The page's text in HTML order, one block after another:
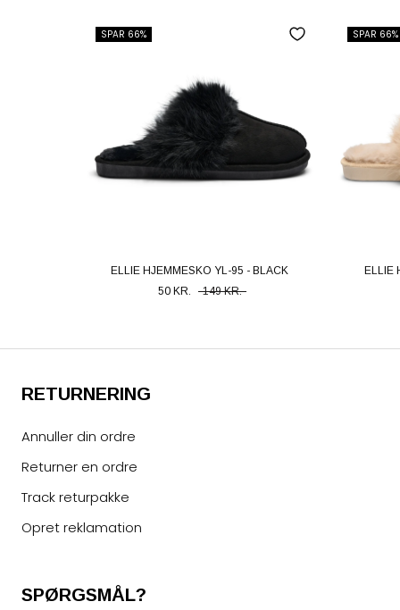
SPAR 66%
ELLIE HJEMMESKO YL-95 - BLACK
50 KR.
149 KR.
SPAR 66%
ELLIE
RETURNERING
Annuller din ordre
Returner en ordre
Track returpakke
Opret reklamation
SPØRGSMÅL?